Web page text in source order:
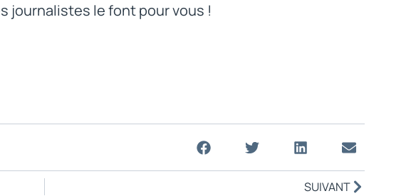
journalistes le font pour vous !
SUIVANT